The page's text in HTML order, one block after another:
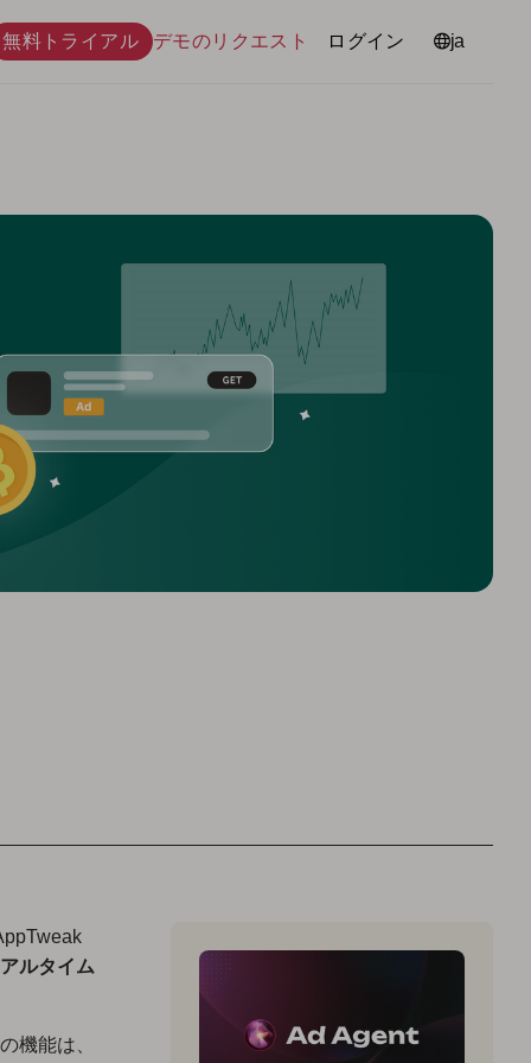
無料トライアル デモのリクエスト ログイン 言語
ja
ルタイム
機能は、